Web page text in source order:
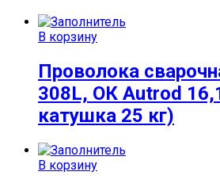
В корзину
Проволока
308L, ОК Autrod
катушка 25 кг)
В корзину